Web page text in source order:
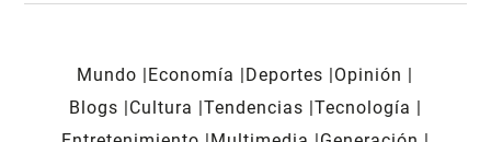
Mundo Economía Deportes
Opinión
Blogs
Cultura Tendencias Tecnología